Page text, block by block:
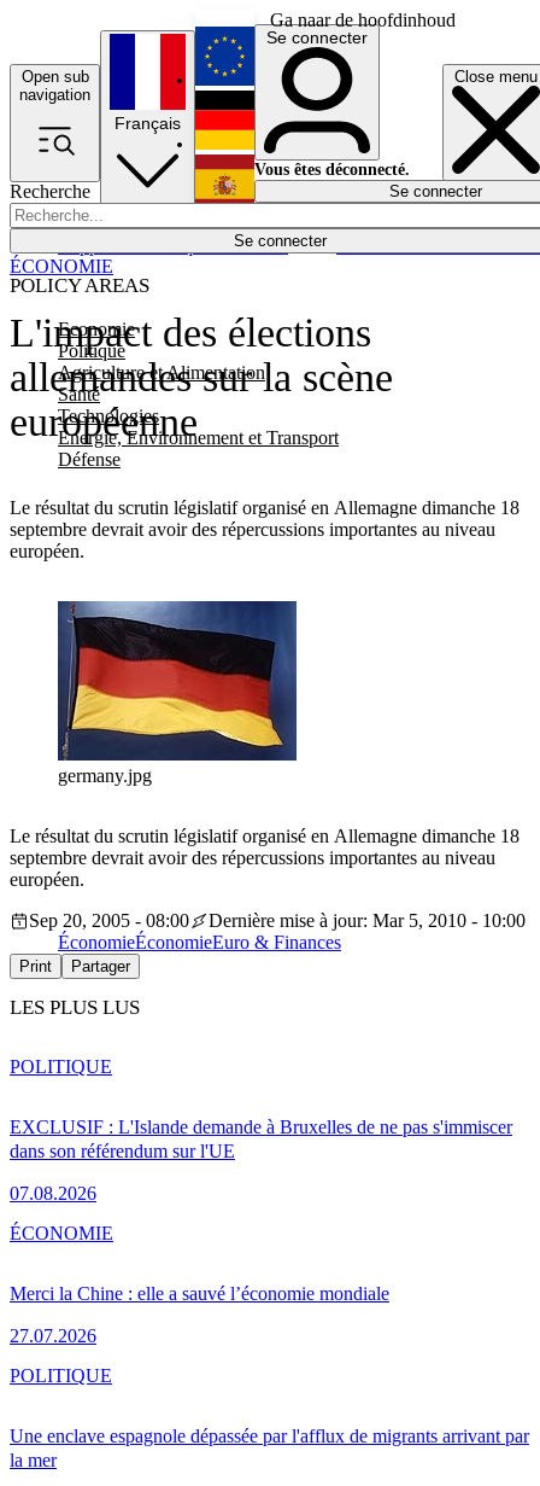
Ga naar de hoofdinhoud
Open sub
navigation
Close menu
Recherche
Se connecter
POLICY AREAS
Economie
Politique
Agriculture et Alimentation
Santé
Technologies
Energie, Environnement et Transport
Défense
Économie
Français
English
Deutsch
Español
Se connecter
Vous êtes déconnecté.
Se connecter
L'impact des élections
allemandes sur la scène
européenne
Le résultat du scrutin législatif organisé en Allemagne dimanche 18
septembre devrait avoir des répercussions importantes au niveau
européen.
ÉCONOMIE
germany.jpg
Le résultat du scrutin législatif organisé en Allemagne dimanche 18
septembre devrait avoir des répercussions importantes au niveau
européen.
Sep 20, 2005 - 08:00
Dernière mise à jour: Mar 5, 2010 - 10:00
ÉconomieÉconomieEuro & Finances
Print Partager
LES PLUS LUS
EXCLUSIF : L'Islande demande à Bruxelles de ne pas s'immiscer
dans son référendum sur l'UE
07.08.2026
POLITIQUE
Merci la Chine : elle a sauvé l’économie mondiale
27.07.2026
ÉCONOMIE
Une enclave espagnole dépassée par l'afflux de migrants arrivant par
la mer
POLITIQUE